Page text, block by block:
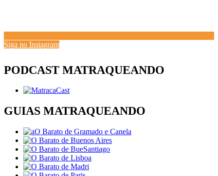
Siga no Instagram
PODCAST MATRAQUEANDO
GUIAS MATRAQUEANDO